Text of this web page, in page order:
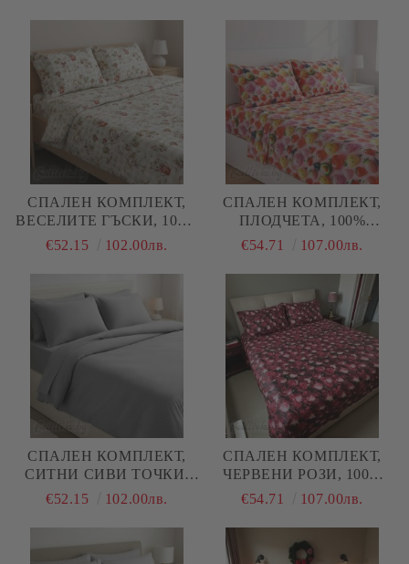
ЧАСТИ
СПАЛЕН КОМПЛЕКТ,
ВЕСЕЛИТЕ ГЪСКИ, 100%
НАТУРАЛЕН ПАМУК
€52.15 102.00лв.
СПАЛЕН КОМПЛЕКТ,
ПЛОДЧЕТА, 100%
ПАМУК/ 5Д, РАНФОРС, 4
€54.71 107.00лв.
СПАЛЕН КОМПЛЕКТ,
СИТНИ СИВИ ТОЧКИ,
100% НАТУРАЛЕН
€52.15 102.00лв.
СПАЛЕН КОМПЛЕКТ,
ЧЕРВЕНИ РОЗИ, 100%
ПАМУК/ 5Д, РАНФОРС, 4
€54.71 107.00лв.